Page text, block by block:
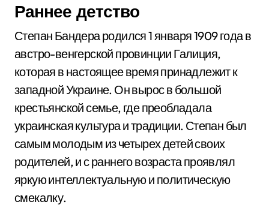
Раннее детство
Степан Бандера родился 1 января 1909 года в
австро-венгерской провинции Галиция,
которая в настоящее время принадлежит к
западной Украине. Он вырос в большой
крестьянской семье, где преобладала
украинская культура и традиции. Степан был
самым молодым из четырех детей своих
родителей, и с раннего возраста проявлял
яркую интеллектуальную и политическую
смекалку.